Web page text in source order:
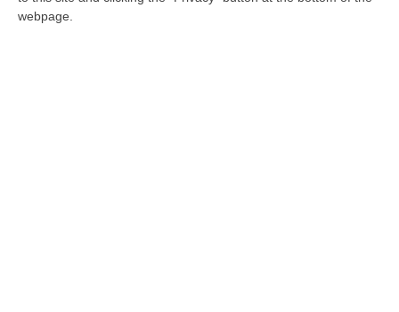
webpage.
delegato del “San Raffaele” di Milano.